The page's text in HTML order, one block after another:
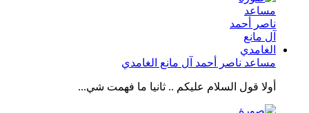
مساعد ناصر أحمد آل مانع الغامدي
أولا قول السلام عليكم .. ثانيا ما فهمت شي...